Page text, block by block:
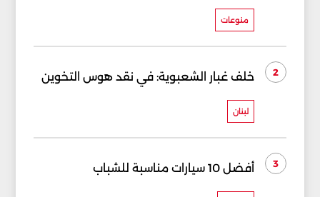
منوعات
2 خلف غبار الشعبوية: في نقد هوس التخوين
لبنان
3 أفضل 10 سيارات مناسبة للشباب